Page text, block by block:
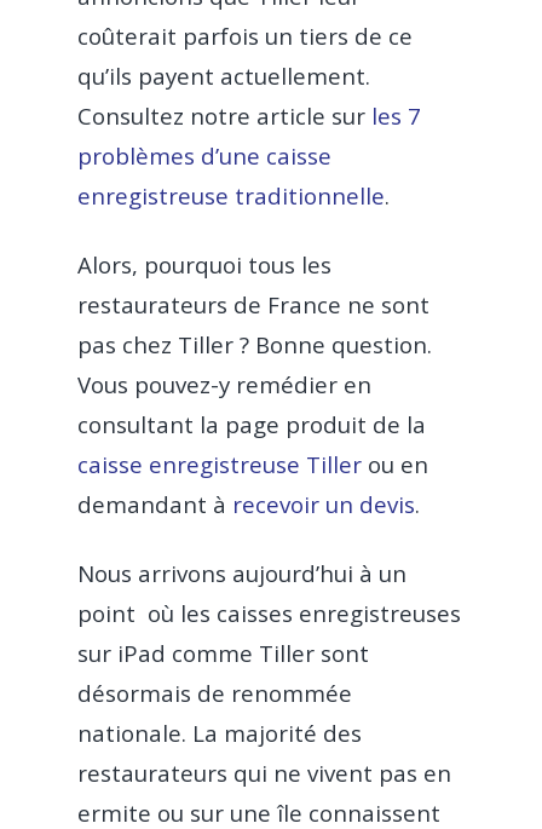
coûterait parfois un tiers de ce
qu’ils payent actuellement.
Consultez notre article sur les 7
problèmes d’une caisse
enregistreuse traditionnelle.
Alors, pourquoi tous les
restaurateurs de France ne sont
pas chez Tiller ? Bonne question.
Vous pouvez-y remédier en
consultant la page produit de la
caisse enregistreuse Tiller ou en
demandant à recevoir un devis.
Nous arrivons aujourd’hui à un
point où les caisses enregistreuses
sur iPad comme Tiller sont
désormais de renommée
nationale. La majorité des
restaurateurs qui ne vivent pas en
ermite ou sur une île connaissent
Produit
Commande et
Commande en
Flipdish
Prix
Clients
Restaurant
Pizzeria
Food Truck
Café
Bar
Glacier
Dark kitchen
CBD shop
Assistance
Ressources
Blog
Guides & Livres Blanc
COVID-19
Carrière
Mon menu en
Code
CONTACTEZ-